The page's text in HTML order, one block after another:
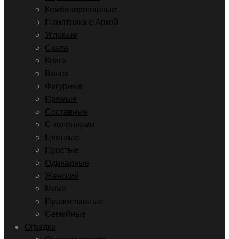
Комбинированные
Памятники с Аркой
Угловые
Скала
Книга
Волна
Фигурные
Прямые
Составные
С колоннами
Цветные
Простые
Одинарные
Женский
Маме
Православные
Семейные
Оградки